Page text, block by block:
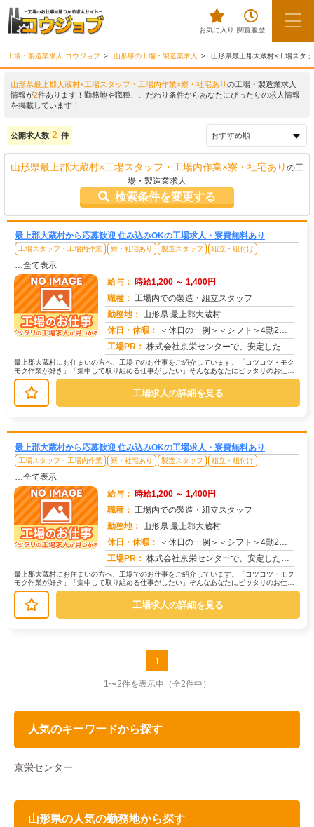
お気に入り 閲覧履歴
工場・製造業求人 コウジョブ 山形県の工場・製造業求人 山形県最上郡大蔵村×工場スタ
山形県最上郡大蔵村×工場スタッフ・工場内作業×寮・社宅ありの工場・製造業求人
情報が2件あります！勤務地や職種、こだわり条件からあなたにぴったりの求人情報
を掲載しています！
公開求人数 2 件
山形県最上郡大蔵村×工場スタッフ・工場内作業×寮・社宅あり の工
場・製造業求人
検索条件を変更する
最上郡大蔵村から応募歓迎 住み込みOKの工場求人・寮費無料あり
工場スタッフ・工場内作業 寮・社宅あり 製造スタッフ 組立・組付け
…全て表示
給与： 時給1,200 ～ 1,400円
職種： 工場内での製造・組立スタッフ
勤務地： 山形県 最上郡大蔵村
休日・休暇：
＜休日の一例＞＜シフト＞4勤2休＜休日＞工場カレンダーによる★長期休暇あり★有給休暇あり※配属先により休日・勤務形...
工場PR： 株式会社京栄センターで、安定した暮らしを手に入れませんか？☆家具付き寮がすぐに利用可能！→ 敷金・礼金・鍵交換代も...
最上郡大蔵村にお住まいの方へ、工場でのお仕事をご紹介しています。「コツコツ・モク
モク作業が好き」「集中して取り組める仕事がしたい」そんなあなたにピッタリのお仕事
を、京栄センターがご紹介します。☆...
工場求人の詳細を見る
最上郡大蔵村から応募歓迎 住み込みOKの工場求人・寮費無料あり
工場スタッフ・工場内作業 寮・社宅あり 製造スタッフ 組立・組付け
…全て表示
給与： 時給1,200 ～ 1,400円
職種： 工場内での製造・組立スタッフ
勤務地： 山形県 最上郡大蔵村
休日・休暇：
＜休日の一例＞＜シフト＞4勤2休＜休日＞工場カレンダーによる★長期休暇あり★有給休暇あり※配属先により休日・勤務形...
工場PR： 株式会社京栄センターで、安定した暮らしを手に入れませんか？☆家具付き寮がすぐに利用可能！→ 敷金・礼金・鍵交換代も...
最上郡大蔵村にお住まいの方へ、工場でのお仕事をご紹介しています。「コツコツ・モク
モク作業が好き」「集中して取り組める仕事がしたい」そんなあなたにピッタリのお仕事
を、京栄センターがご紹介します。☆...
工場求人の詳細を見る
1
1〜2件を表示中 （全2件中）
人気のキーワードから探す
京栄センター
山形県の人気の勤務地から探す